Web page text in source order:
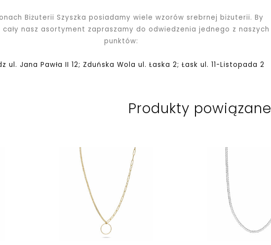
Biżuterii Szyszka posiadamy wiele wzorów srebrnej biżuterii. By
cały nasz asortyment zapraszamy do odwiedzenia jednego z naszych
punktów:
ul. Jana Pawła II 12; Zduńska Wola ul. Łaska 2; Łask ul. 11-Listopada 2
Produkty powiązane